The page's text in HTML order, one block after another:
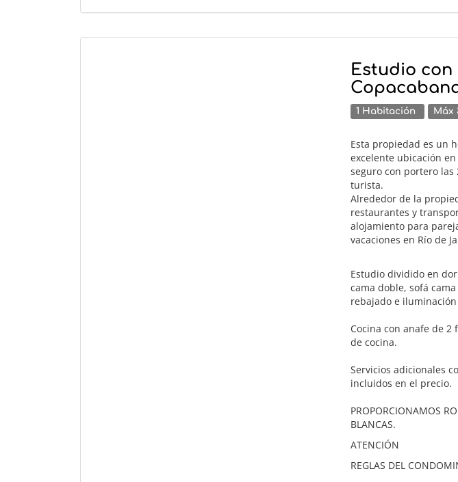
Estudio
1 Habitación Máx
Esta propiedad es un
excelente ubicación
seguro con portero
turista.
Alrededor de la
restaurantes y
alojamiento para
vacaciones en Río de
Estudio dividido en
cama doble, sofá
rebajado e
Cocina con anafe de
de cocina.
Servicios adicionales
incluidos en el precio.
PROPORCIONAMOS
BLANCAS.
ATENCIÓN
REGLAS DEL